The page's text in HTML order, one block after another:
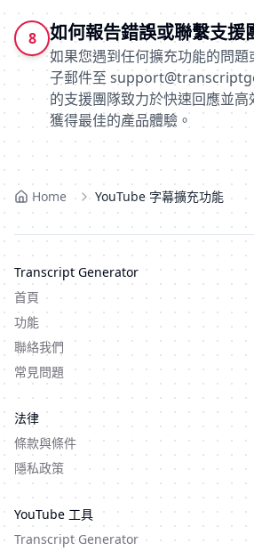
8 如何報告錯誤或聯繫支援
如果您遇到任何擴充功能的問
子郵件至
的支援團隊致力於快速回應並
獲得最佳的產品體驗。
Home YouTube 字幕擴充功能
Transcript Generator
首頁
功能
聯絡我們
常見問題
法律
條款與條件
隱私政策
YouTube 工具
Transcript Generator